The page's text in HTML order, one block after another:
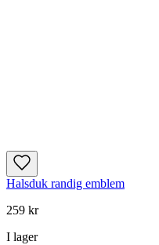
Halsduk randig emblem
259 kr
I lager